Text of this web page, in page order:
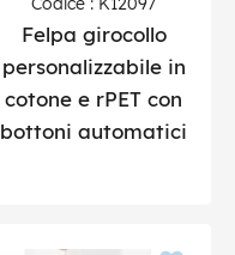
Felpa girocollo
personalizzabile in
cotone e rPET con
bottoni automatici